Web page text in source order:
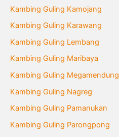
Kambing Guling Kamojang
Kambing Guling Karawang
Kambing Guling Lembang
Kambing Guling Maribaya
Kambing Guling Megamendung
Kambing Guling Nagreg
Kambing Guling Pamanukan
Kambing Guling Parongpong